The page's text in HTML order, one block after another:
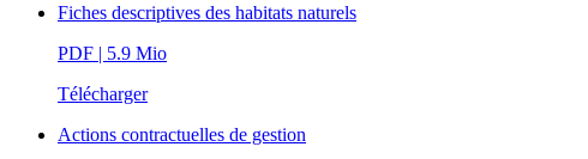
Fiches descriptives des habitats naturels
PDF | 5.9 Mio
Télécharger
Actions contractuelles de gestion